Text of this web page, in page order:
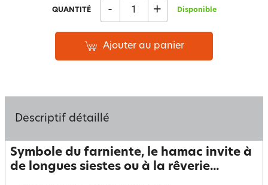
QUANTITÉ - + Disponible
Ajouter au panier
Descriptif détaillé
Symbole du farniente, le hamac invite à
de longues siestes ou à la rêverie...